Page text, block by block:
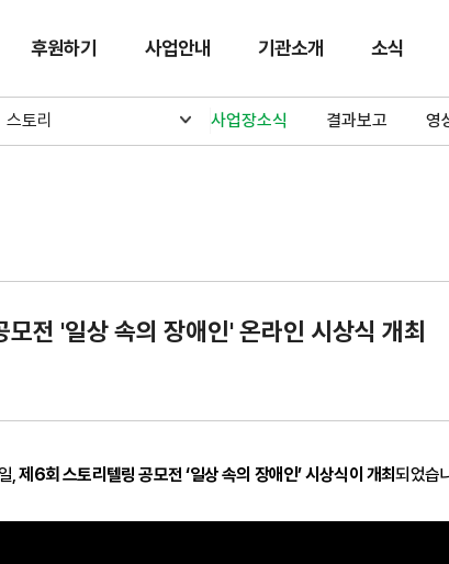
후원하기 사업안내 기관소개 소식
스토리 사업장소식 결과보고 영
전 '일상 속의 장애인' 온라인 시상식 개최
,제6회 스토리텔링 공모전 ‘일상 속의 장애인’ 시상식이 개최되었습